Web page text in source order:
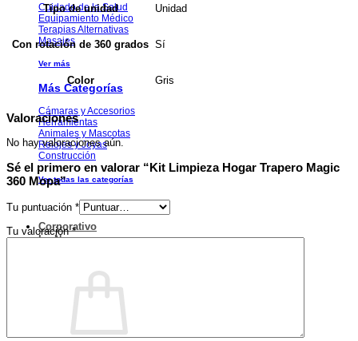
Cuidado de la Salud
Equipamiento Médico
Terapias Alternativas
Masajes
Ver más
Más Categorías
Cámaras y Accesorios
Herramientas
Animales y Mascotas
Relojes y Joyas
Construcción
Ver todas las categorías
Corporativo
Lo Nuevo
Tipo de unidad Unidad
Con rotación de 360 grados Sí
Color Gris
Valoraciones
No hay valoraciones aún.
Sé el primero en valorar “Kit Limpieza Hogar Trapero Magic
360 Mopa”
Tu puntuación *
Tu valoración*